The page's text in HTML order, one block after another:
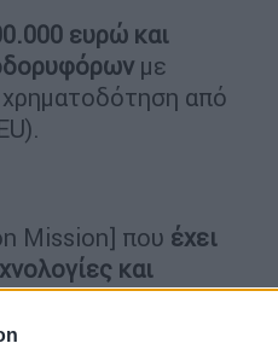
ευρώ και
με
από
Mission] που έχει
και
(IoT),